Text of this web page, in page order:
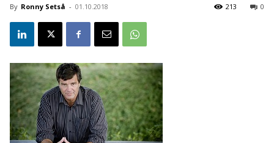
By Ronny Setså - 01.10.2018 0
213